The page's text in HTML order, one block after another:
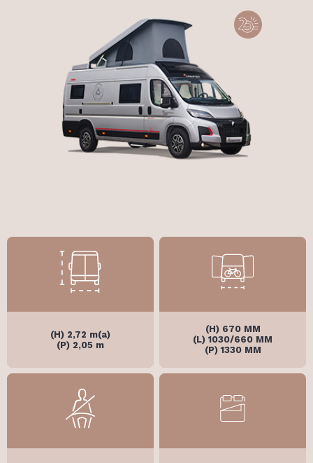
(H) 2,72 m(a)
(P) 2,05 m
(H) 670 MM
(L) 1030/660 MM
(P) 1330 MM